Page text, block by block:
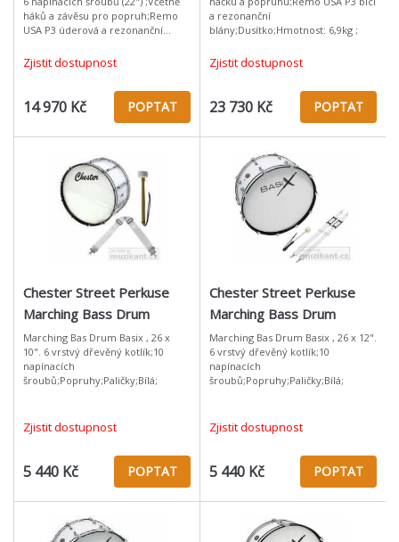
háků a závěsu pro popruh;Remo
USA P3 úderová a rezonanční
(22"); 5,6kg (24"); 6,6kg (26") ;
Zjistit dostupnost
14 970 Kč POPTAT
a rezonanční
blány;Dusítko;Hmotnost: 6,9kg ;
Zjistit dostupnost
23 730 Kč POPTAT
Chester Street Perkuse
Marching Bass Drum
Marching Bas Drum Basix , 26 x
10". 6 vrstvý dřevěný kotlík;10
napínacích
šroubů;Popruhy;Paličky;Bílá;
Zjistit dostupnost
5 440 Kč POPTAT
Chester Street Perkuse
Marching Bass Drum
Marching Bas Drum Basix , 26 x 12".
6 vrstvý dřevěný kotlík;10
napínacích
šroubů;Popruhy;Paličky;Bílá;
Zjistit dostupnost
5 440 Kč POPTAT